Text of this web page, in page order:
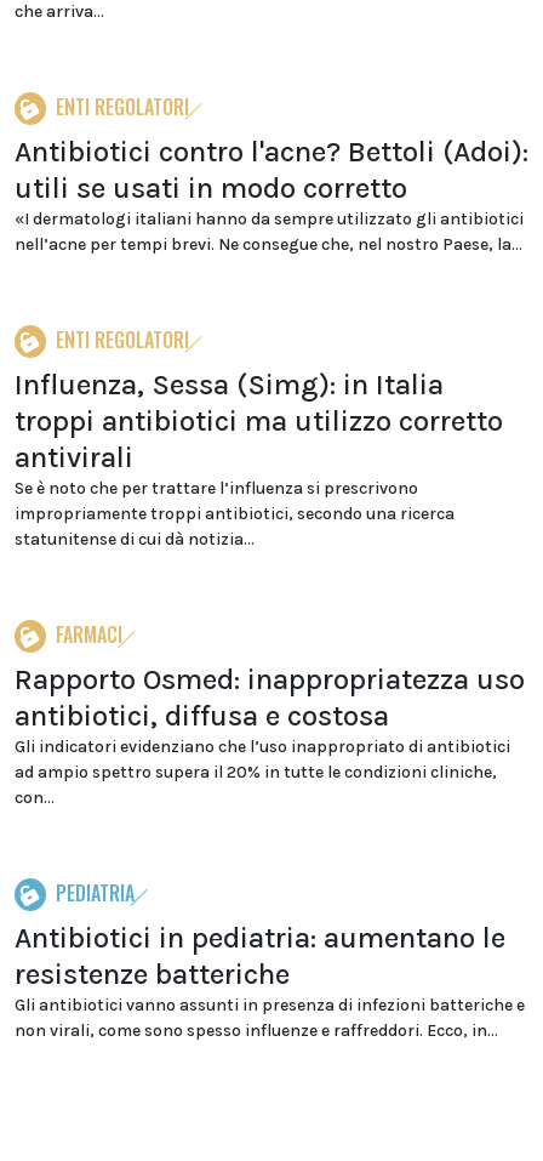
che arriva...
ENTI REGOLATORI
Antibiotici contro l'acne? Bettoli (Adoi):
utili se usati in modo corretto
«I dermatologi italiani hanno da sempre utilizzato gli antibiotici
nell’acne per tempi brevi. Ne consegue che, nel nostro Paese, la...
ENTI REGOLATORI
Influenza, Sessa (Simg): in Italia
troppi antibiotici ma utilizzo corretto
antivirali
Se è noto che per trattare l’influenza si prescrivono
impropriamente troppi antibiotici, secondo una ricerca
statunitense di cui dà notizia...
FARMACI
Rapporto Osmed: inappropriatezza uso
antibiotici, diffusa e costosa
Gli indicatori evidenziano che l’uso inappropriato di antibiotici
ad ampio spettro supera il 20% in tutte le condizioni cliniche,
con...
PEDIATRIA
Antibiotici in pediatria: aumentano le
resistenze batteriche
Gli antibiotici vanno assunti in presenza di infezioni batteriche e
non virali, come sono spesso influenze e raffreddori. Ecco, in...